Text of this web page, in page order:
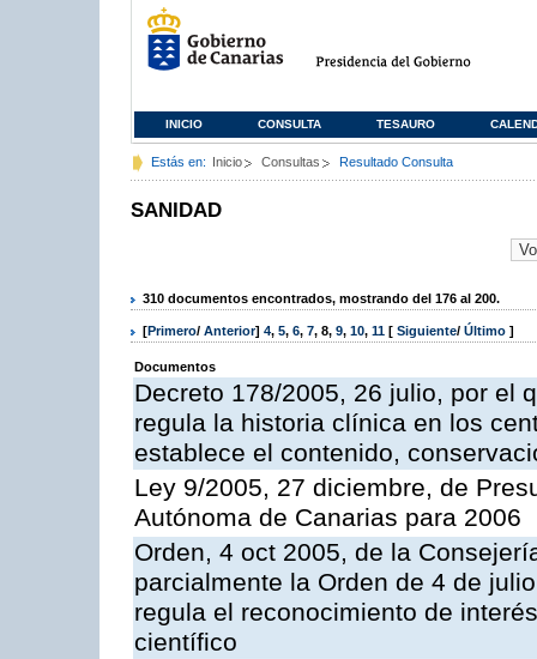
INICIO CONSULTA TESAURO
Estás en: Inicio Consultas Resultado Consulta
SANIDAD
310 documentos encontrados, mostrando del 176 al 200.
[Primero/ Anterior] 4, 5, 6, 7, 8, 9, 10, 11 [ Siguiente/ Último ]
Documentos
Decreto 178/2005, 26 julio, por el
regula la historia clínica en los
establece el contenido,
Ley 9/2005, 27 diciembre, de
Autónoma de Canarias para 2006
Orden, 4 oct 2005, de la
parcialmente la Orden de 4 de
regula el reconocimiento de
científico